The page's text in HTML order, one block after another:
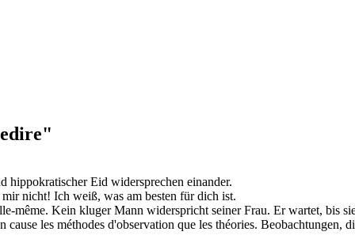
hippokratischer Eid widersprechen einander.
mir nicht! Ich weiß, was am besten für dich ist.
même. Kein kluger Mann widerspricht seiner Frau. Er wartet, bis
cause les méthodes d'observation que les théories. Beobachtungen,